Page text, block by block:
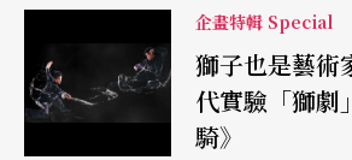
企畫特輯 Special
獅子也是藝
代實驗「獅劇
騎》